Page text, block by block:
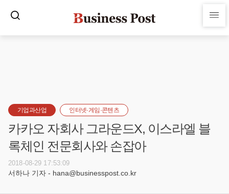
기업과산업 인터넷·게임·콘텐츠
카카오 자회사 그라운드X, 이스라엘 블
록체인 전문회사와 손잡아
2018-08-29 17:53:09
서하나 기자 - hana@businesspost.co.kr